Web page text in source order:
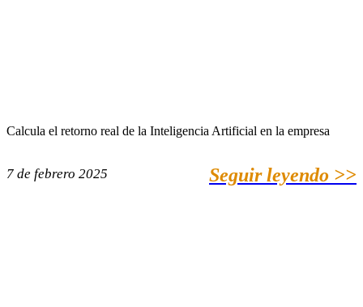
Calcula el retorno real de la Inteligencia Artificial en la empresa
7 de febrero 2025 Seguir leyendo >>